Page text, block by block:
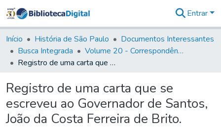
&
Coleções
Tudo na
Biblioteca
Estatísticas
Entrar
Início História de São Paulo
Documentos Interessantes
Busca Integrada
Volume 20 - Correspondência interna do Governador Rodrigo Cezar de Menezes: 1721- 1728
Registro de uma carta que se escreveu ao Governador de Santos, João da Costa Ferreira de Brito.
Registro de uma carta que se
escreveu ao Governador de Santos,
João da Costa Ferreira de Brito.